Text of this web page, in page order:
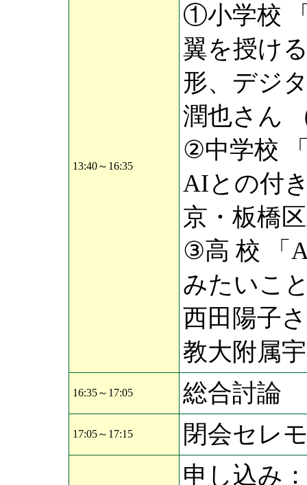
13:40～16:35
①小学校
翼を授け
形、デジ
潤也さん
②中学校
AIとの付
京・板橋
③高 校 「
みたいこ
西田陽子
教大附属
16:35～17:05 総合討論
17:05～17:15
閉会セレ
申し込み